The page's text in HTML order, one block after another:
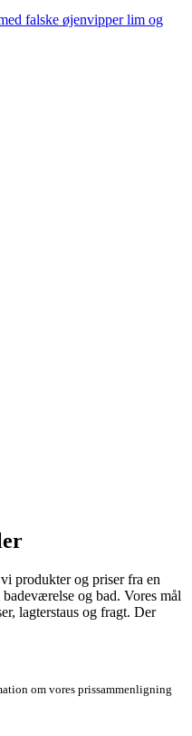
falske øjenvipper lim og
produkter og priser fra en
og bad. Vores mål
lagterstaus og fragt. Der
om vores prissammenligning